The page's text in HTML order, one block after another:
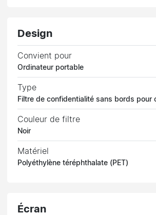
Design
Convient pour
Ordinateur portable
Type
Filtre de confidentialité sans bords pour
Couleur de filtre
Noir
Matériel
Polyéthylène téréphthalate (PET)
Écran